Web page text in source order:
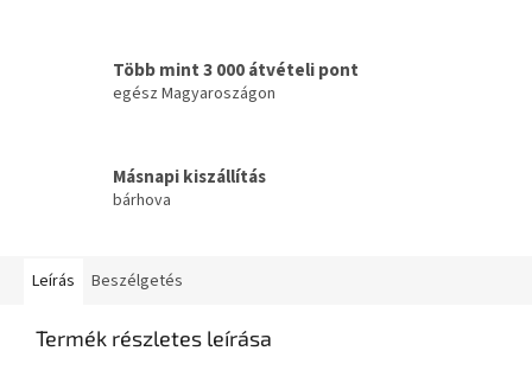
Több mint 3 000 átvételi pont
egész Magyaroszágon
Másnapi kiszállítás
bárhova
Leírás Beszélgetés
Termék részletes leírása